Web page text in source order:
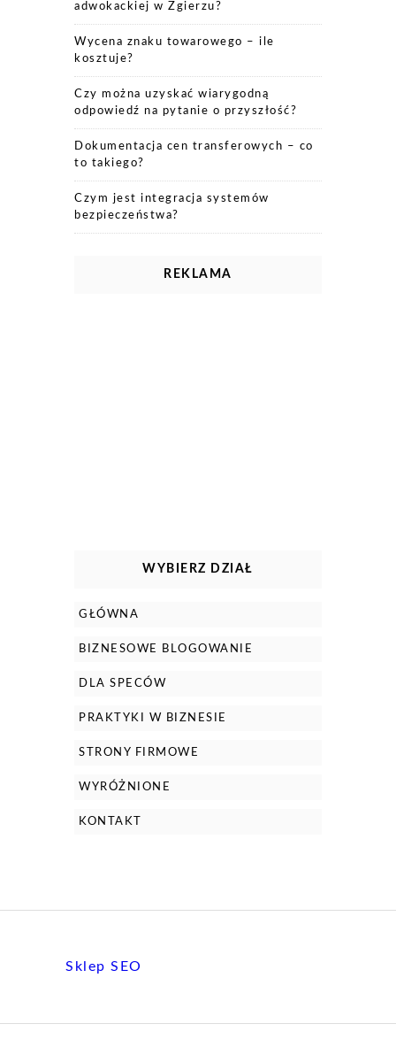
adwokackiej w Zgierzu?
Wycena znaku towarowego – ile
kosztuje?
Czy można uzyskać wiarygodną
odpowiedź na pytanie o przyszłość?
Dokumentacja cen transferowych – co
to takiego?
Czym jest integracja systemów
bezpieczeństwa?
REKLAMA
WYBIERZ DZIAŁ
GŁÓWNA
BIZNESOWE BLOGOWANIE
DLA SPECÓW
PRAKTYKI W BIZNESIE
STRONY FIRMOWE
WYRÓŻNIONE
KONTAKT
Sklep SEO